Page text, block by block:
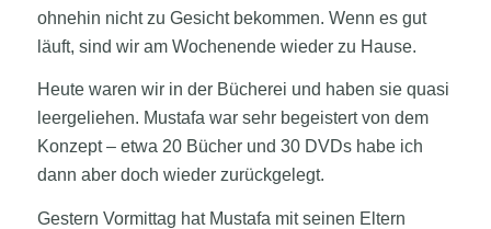
ohnehin nicht zu Gesicht bekommen. Wenn es gut
läuft, sind wir am Wochenende wieder zu Hause.
Heute waren wir in der Bücherei und haben sie quasi
leergeliehen. Mustafa war sehr begeistert von dem
Konzept – etwa 20 Bücher und 30 DVDs habe ich
dann aber doch wieder zurückgelegt.
Gestern Vormittag hat Mustafa mit seinen Eltern